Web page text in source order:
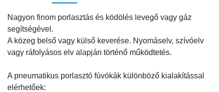
Nagyon finom porlasztás és ködölés levegő vagy gáz
segítségével.
A közeg belső vagy külső keverése. Nyomáselv, szívóelv
vagy ráfolyásos elv alapján történő működtetés.
A pneumatikus porlasztó fúvókák különböző kialakítással
elérhetőek: